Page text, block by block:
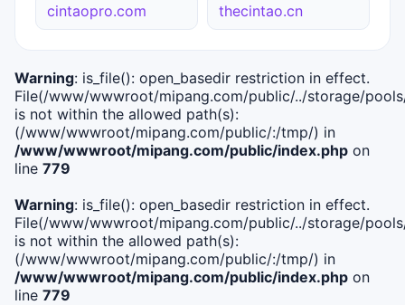
cintaopro.com thecintao.cn
Warning: is_file(): open_basedir restriction in effect.
File(/www/wwwroot/mipang.com/public/../storage/
is not within the allowed path(s):
(/www/wwwroot/mipang.com/public/:/tmp/) in
/www/wwwroot/mipang.com/public/index.php on
line 779
Warning: is_file(): open_basedir restriction in effect.
File(/www/wwwroot/mipang.com/public/../storage/
is not within the allowed path(s):
(/www/wwwroot/mipang.com/public/:/tmp/) in
/www/wwwroot/mipang.com/public/index.php on
line 779